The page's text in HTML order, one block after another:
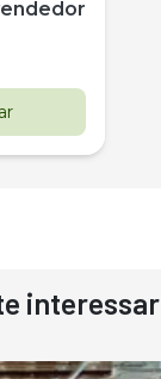
interessar